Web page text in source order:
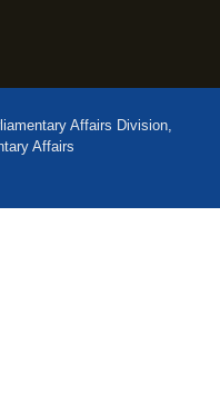
Affairs Division,
Affairs